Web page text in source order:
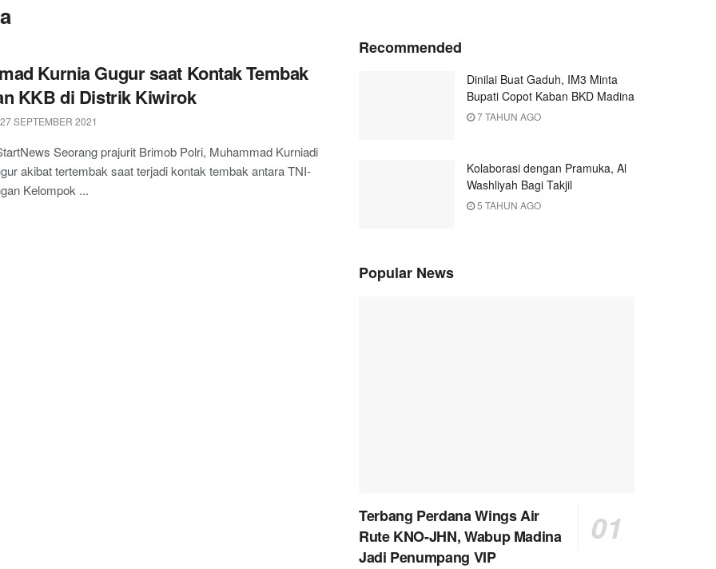
Kurnia Gugur saat Kontak Tembak
KKB di Distrik Kiwirok
SEPTEMBER 2021
Seorang prajurit Brimob Polri, Muhammad Kurniadi
akibat tertembak saat terjadi kontak tembak antara TNI-
Kelompok ...
Recommended
Dinilai Buat Gaduh, IM3 Minta
Bupati Copot Kaban BKD Madina
7 TAHUN AGO
Kolaborasi dengan Pramuka, Al
Washliyah Bagi Takjil
5 TAHUN AGO
Popular News
Terbang Perdana Wings Air
Rute KNO-JHN, Wabup Madina
Jadi Penumpang VIP